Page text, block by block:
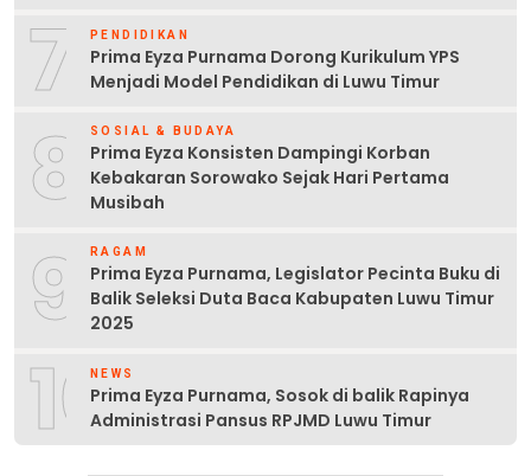
7 PENDIDIKAN
Prima Eyza Purnama Dorong Kurikulum YPS
Menjadi Model Pendidikan di Luwu Timur
8 SOSIAL & BUDAYA
Prima Eyza Konsisten Dampingi Korban
Kebakaran Sorowako Sejak Hari Pertama
Musibah
9 RAGAM
Prima Eyza Purnama, Legislator Pecinta Buku di
Balik Seleksi Duta Baca Kabupaten Luwu Timur
2025
10NEWS
Prima Eyza Purnama, Sosok di balik Rapinya
Administrasi Pansus RPJMD Luwu Timur